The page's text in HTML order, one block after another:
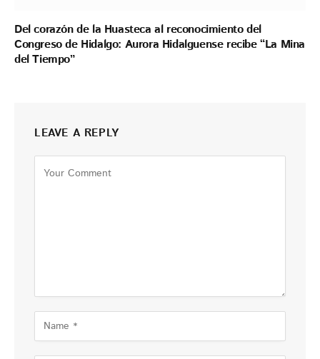
Del corazón de la Huasteca al reconocimiento del
Congreso de Hidalgo: Aurora Hidalguense recibe “La Mina
del Tiempo”
LEAVE A REPLY